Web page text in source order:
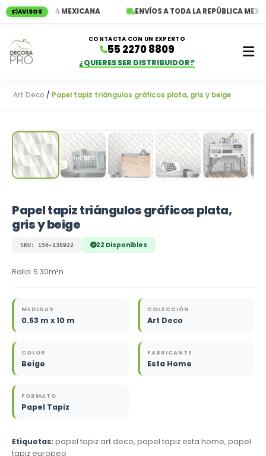
AVISOS
REPÚBLICA MEXICANA ENVÍOS A TODA LA REPÚBLICA
CONTACTA CON UN EXPERTO
55 2270 8809
¿QUIERES SER DISTRIBUIDOR?
Art Deco / Papel tapiz triángulos gráficos plata, gris y beige
Papel tapiz triángulos gráficos plata,
gris y beige
SKU: 156-138922 22 Disponibles
Rollo: 5.30m²n
MEDIDAS
0.53 m x 10 m
COLECCIÓN
Art Deco
COLOR
Beige
FABRICANTE
Esta Home
FORMATO
Papel Tapiz
Etiquetas: papel tapiz art deco, papel tapiz esta home, papel
tapiz europeo